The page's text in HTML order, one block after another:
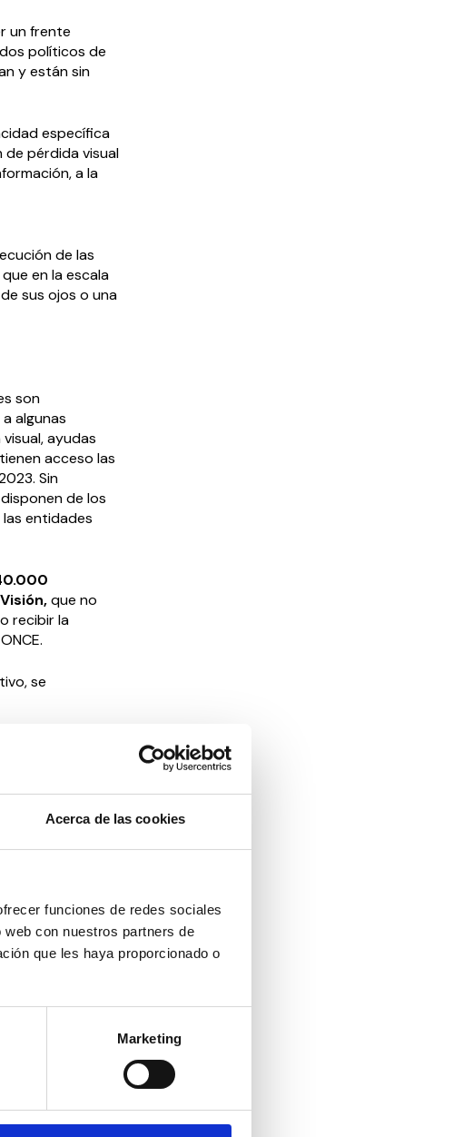
Acerca de las cookies
funciones de redes sociales
con nuestros partners de
que les haya proporcionado o
Marketing
un frente
políticos de
y están sin
específica
pérdida visual
a la
de las
en la escala
sus ojos o una
son
algunas
ayudas
acceso las
Sin
de los
entidades
que no
recibir la
se
a la
en general.
de vida
gran avance
aquellas
con la
garantizar una
siendo